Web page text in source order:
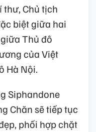
thư, Chủ tịch
biệt giữa hai
Thủ đô
của Việt
Hà Nội.
Siphandone
Chăn sẽ tiếp tục
phối hợp chặt